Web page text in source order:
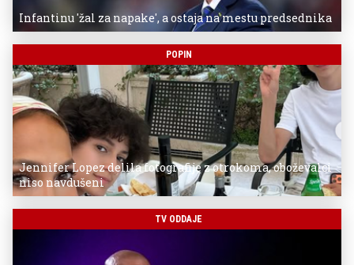
Infantinu 'žal za napake', a ostaja na mestu predsednika
POPIN
Jennifer Lopez delila fotografije z otrokoma, oboževalci
niso navdušeni
TV ODDAJE